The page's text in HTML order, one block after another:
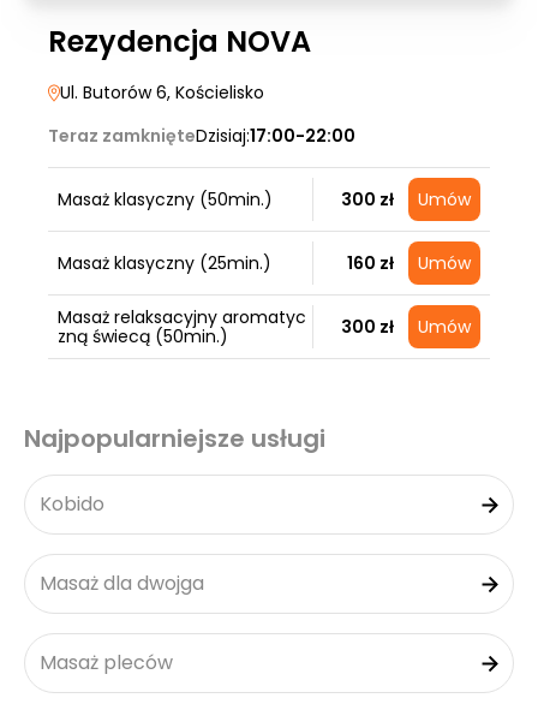
Rezydencja NOVA
Ul. Butorów 6, Kościelisko
Teraz zamknięteDzisiaj:17:00-22:00
Masaż klasyczny (50min.) 300 zł Umów
Masaż klasyczny (25min.) 160 zł Umów
Masaż relaksacyjny aromatyc
zną świecą (50min.)
300 zł Umów
Najpopularniejsze usługi
Kobido
Masaż dla dwojga
Masaż pleców